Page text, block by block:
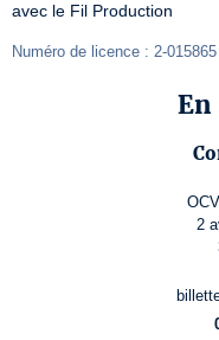
avec le Fil Production
Numéro de licence : 2-
En
2